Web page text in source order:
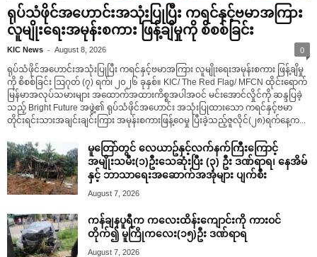
ရုပ်သံဖိုင်အဟောင်းအသုံးပြုပြီး ကရင်နှင့်ဗမာအကြား
လူမျိုးရေးအမုန်းစကား ဖြန့်ချိမှုကို စိစစ်ခြင်း
KIC News - August 8, 2026 0
ရုပ်သံဖိုင်အဟောင်းအသုံးပြုပြီး ကရင်နှင့်ဗမာအကြား လူမျိုးရေးအမုန်းစကား ဖြန့်ချိမှု
ကို စိစစ်ခြင်း ဩဂုတ် (၇) ရက်၊ ၂၀၂၆ ခုနှစ်။ KIC/ The Red Flag/ MFCN ထိုင်းရောက်
မြန်မာအလုပ်သမားများ အထောက်အထားကိစ္စအပါအဝင် မင်းအောင်လှိုင်ကို ဆန္ဒပြခဲ့
သည့် Bright Future အဖွဲ့၏ ရုပ်သံဖိုင်အဟောင်း အသုံးပြုထားသော ကရင်နှင့်ဗမာ
တိုင်းရင်းသားအချင်းချင်းကြား အမုန်းစကားဖြန့်ဝေမှု ပြီးခဲ့သည့်ဇူလိုင်(၂၈)ရက်နေ့က...
မူတြော်တွင် လေယာဥ်နှင့်လက်နက်ကြီးကြောင့်
အမျိုးသမီး(၁)ဦးသေဆုံးပြီး (၃) ဦး ဒဏ်ရာရ၊ နေအိမ်
နှင့် ဘာသာရေးအဆောက်အအုံများ ပျက်စီး
August 7, 2026
ကန်ချနပူရီက ကလေးထိန်းကျောင်းကို ကားဝင်
တိုက်၍ မူကြိုကလေး(၁၅)ဦး ဒဏ်ရာရ
August 7, 2026